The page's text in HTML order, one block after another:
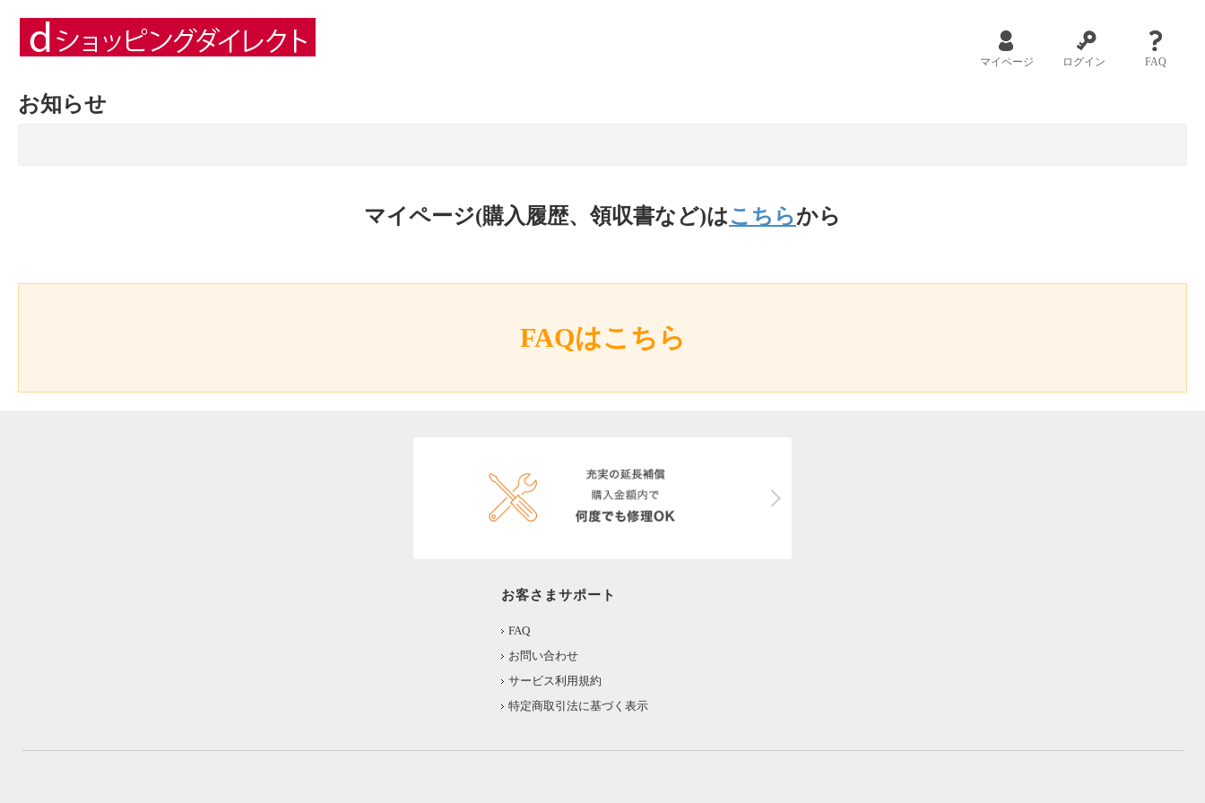
マイページ ログイン FAQ
お知らせ
マイページ(購入履歴、領収書など)はこちらから
FAQはこちら
お客さまサポート
FAQ
お問い合わせ
サービス利用規約
特定商取引法に基づく表示